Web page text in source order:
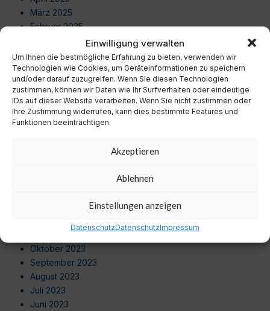
Einwilligung verwalten
Um Ihnen die bestmögliche Erfahrung zu bieten, verwenden wir
Technologien wie Cookies, um Geräteinformationen zu speichern
und/oder darauf zuzugreifen. Wenn Sie diesen Technologien
zustimmen, können wir Daten wie Ihr Surfverhalten oder eindeutige
IDs auf dieser Website verarbeiten. Wenn Sie nicht zustimmen oder
Ihre Zustimmung widerrufen, kann dies bestimmte Features und
Funktionen beeinträchtigen.
Akzeptieren
Ablehnen
Einstellungen anzeigen
DatenschutzDatenschutzImpressum
März 2025
Februar 2025
Dezember 2024
November 2024
Oktober 2024
September 2024
August 2024
Juli 2024
November 2023
Oktober 2023
September 2023
August 2023
Juli 2023
Juni 2023